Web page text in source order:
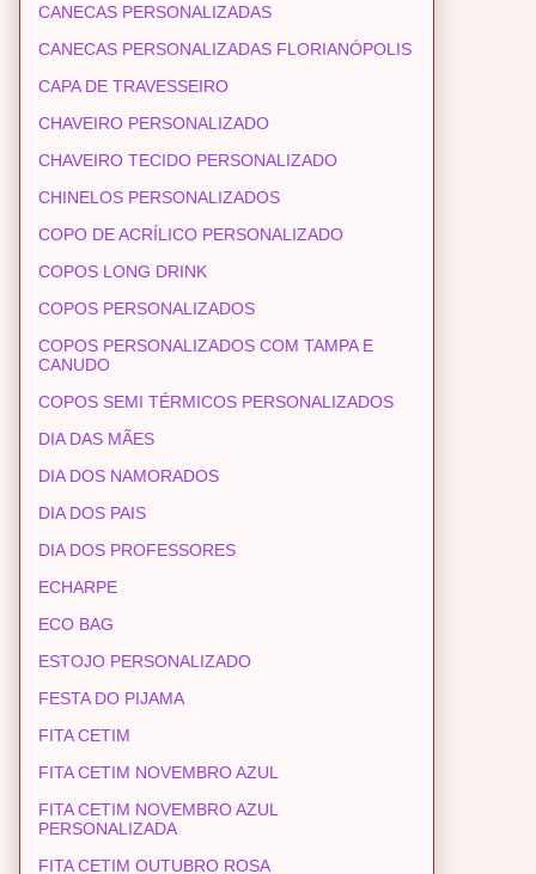
CANECAS PERSONALIZADAS
CANECAS PERSONALIZADAS FLORIANÓPOLIS
CAPA DE TRAVESSEIRO
CHAVEIRO PERSONALIZADO
CHAVEIRO TECIDO PERSONALIZADO
CHINELOS PERSONALIZADOS
COPO DE ACRÍLICO PERSONALIZADO
COPOS LONG DRINK
COPOS PERSONALIZADOS
COPOS PERSONALIZADOS COM TAMPA E
CANUDO
COPOS SEMI TÉRMICOS PERSONALIZADOS
DIA DAS MÃES
DIA DOS NAMORADOS
DIA DOS PAIS
DIA DOS PROFESSORES
ECHARPE
ECO BAG
ESTOJO PERSONALIZADO
FESTA DO PIJAMA
FITA CETIM
FITA CETIM NOVEMBRO AZUL
FITA CETIM NOVEMBRO AZUL
PERSONALIZADA
FITA CETIM OUTUBRO ROSA